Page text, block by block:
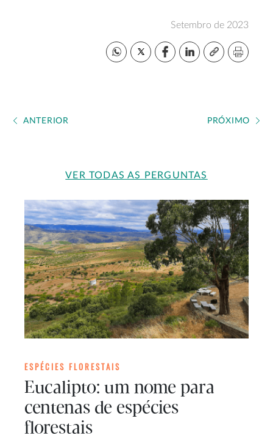
Setembro de 2023
ANTERIOR PRÓXIMO
VER TODAS AS PERGUNTAS
ESPÉCIES FLORESTAIS
Eucalipto: um nome para
centenas de espécies
florestais